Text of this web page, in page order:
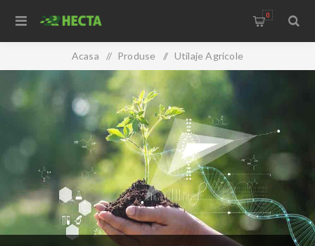
0
Acasa / Produse / Utilaje Agricole